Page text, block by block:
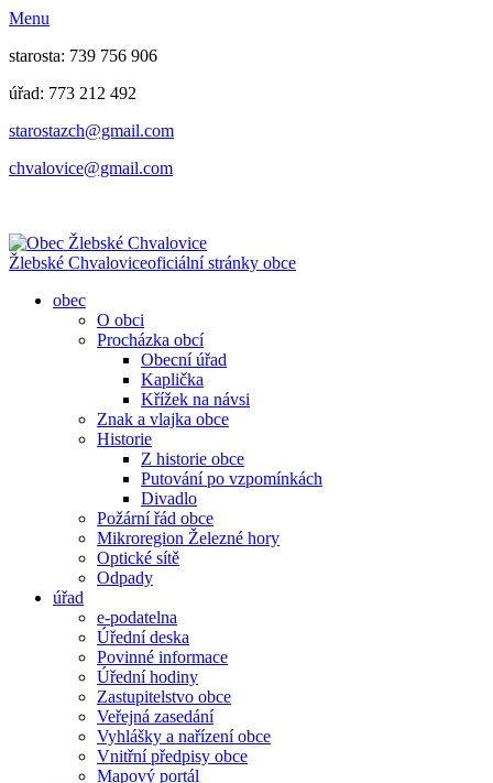
Menu
starosta: 739 756 906
úřad: 773 212 492
​​​​starostazch@gmail.com
​​​​chvalovice@gmail.com
Žlebské Chvaloviceoficiální stránky obce
obec
O obci
Procházka obcí
Obecní úřad
Kaplička
Křížek na návsi
Znak a vlajka obce
Historie
Z historie obce
Putování po vzpomínkách
Divadlo
Požární řád obce
Mikroregion Železné hory
Optické sítě
Odpady
úřad
e-podatelna
Úřední deska
Povinné informace
Úřední hodiny
Zastupitelstvo obce
Veřejná zasedání
Vyhlášky a nařízení obce
Vnitřní předpisy obce
Mapový portál